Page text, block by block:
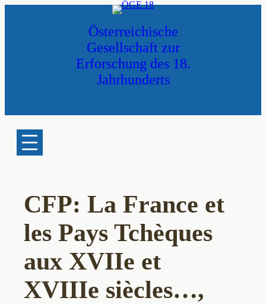
Österreichische
Gesellschaft zur
Erforschung des 18.
Jahrhunderts
CFP: La France et
les Pays Tchèques
aux XVIIe et
XVIIIe siècles…,